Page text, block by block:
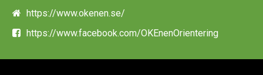
https://www.okenen.se/
https://www.facebook.com/OKEnenOrientering